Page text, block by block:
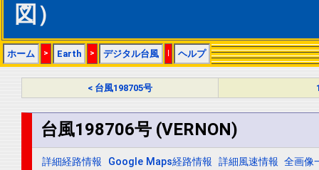
図）
ホーム > Earth > デジタル台風 | ヘルプ
< 台風198705号
台風198706号 (VERNON)
詳細経路情報 Google Maps経路情報 詳細風速情報 全画像